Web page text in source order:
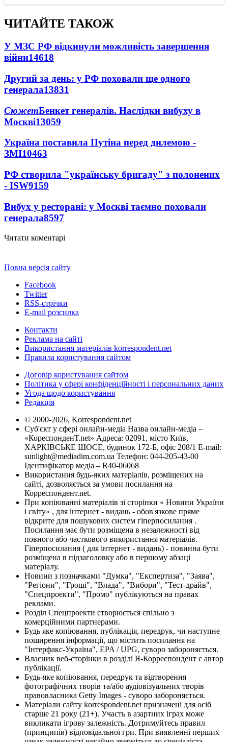
ЧИТАЙТЕ ТАКОЖ
У МЗС РФ відкинули можливість завершення
війни14618
Другий за день: у РФ поховали ще одного
генерала13831
СюжетБенкет генералів. Наслідки вибуху в
Москві13059
Україна поставила Путіна перед дилемою -
ЗМІ10463
РФ створила "українську бригаду" з полонених
- ISW9159
Вибух у ресторані: у Москві таємно поховали
генерала8597
Читати коментарі
Повна версія сайту
Facebook
Twitter
RSS-стрічки
E-mail розсилка
Контакти
Реклама на сайті
Використання матеріалів korrespondent.net
Правила користування сайтом
Договір користування сайтом
Політика у сфері конфіденційності і персональних даних
Угода щодо користування
Редакція
© 2000-2026, Korrespondent.net
Суб'єкт у сфері онлайн-медіа Назва онлайн-медіа –
«КореспонденТ.net» Адреса: 02091, місто Київ,
ХАРКІВСЬКЕ ШОСЕ, будинок 172-Б, офіс 208/1 E-mail:
sunlight@mediadim.com.ua Телефон: 044-205-43-00
Ідентифікатор медіа – R40-06068
Використання будь-яких матеріалів, розміщених на
сайті, дозволяється за умови посилання на
Корреспондент.net.
При копіюванні матеріалів зі сторінки « Новини України
і світу» , для інтернет - видань - обов'язкове пряме
відкрите для пошукових систем гіперпосилання .
Посилання має бути розміщена в незалежності від
повного або часткового використання матеріалів.
Гіперпосилання ( для інтернет - видань) - повинна бути
розміщена в підзаголовку або в першому абзаці
матеріалу.
Новини з позначками "Думка", "Експертиза", "Заява",
"Регіони", "Гроші", "Влада", "Вибори", "Тест-драйв",
"Спецпроекти", "Промо" публікуються на правах
реклами.
Розділ Спецпроекти створюється спільно з
комерційними партнерами.
Будь яке копіювання, публікація, передрук, чи наступне
поширення інформації, що містить посилання на
"Інтерфакс-Україна", EPA / UPG, суворо забороняється.
Власник веб-сторінки в розділі Я-Корреспондент є автор
публікації.
Будь-яке копіювання, передрук та відтворення
фотографічних творів та/або аудіовізуальних творів
правовласника Getty Images - суворо забороняється.
Матеріали сайту korrespondent.net призначені для осіб
старше 21 року (21+). Участь в азартних іграх може
викликати ігрову залежність. Дотримуйтесь правил
(принципів) відповідальної гри. При виявленні перших